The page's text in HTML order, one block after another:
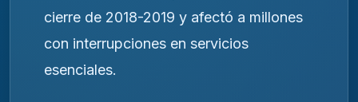
cierre de 2018-2019 y afectó a millones
con interrupciones en servicios
esenciales.